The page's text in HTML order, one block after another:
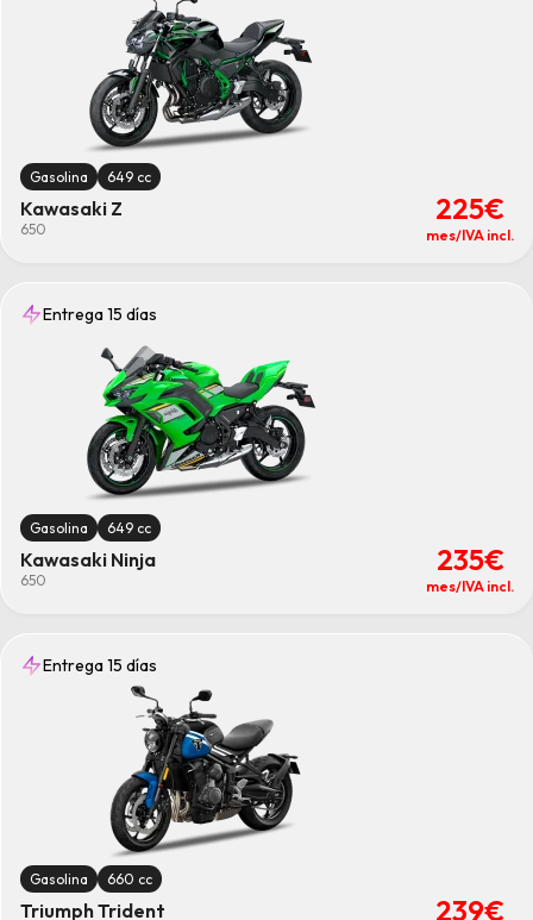
Gasolina 649 cc
Kawasaki Z
650
225€
mes/IVA incl.
Entrega 15 días
Gasolina 649 cc
Kawasaki Ninja
650
235€
mes/IVA incl.
Entrega 15 días
Gasolina 660 cc
Triumph Trident 239€